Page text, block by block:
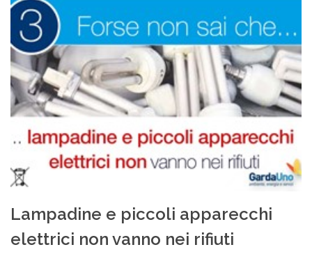
Lampadine e piccoli apparecchi
elettrici non vanno nei rifiuti